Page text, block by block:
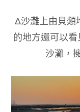
Δ沙灘上由貝類
的地方還可以
沙灘 ，